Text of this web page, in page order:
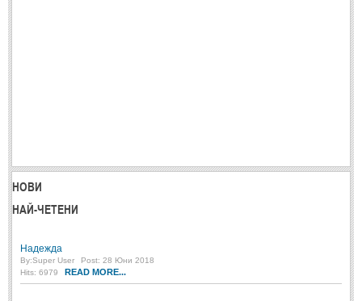
НОВИ
НАЙ-ЧЕТЕНИ
Надежда
By:Super User
Post: 28 Юни 2018
Hits: 6979
READ MORE...